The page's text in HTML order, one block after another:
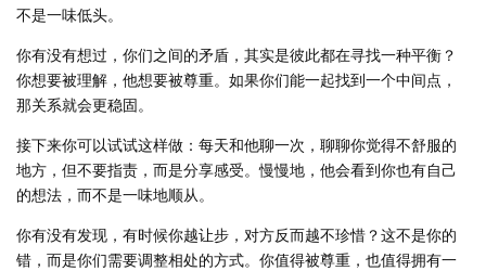
不是一味低头。
你有没有想过，你们之间的矛盾，其实是彼此都在寻找一种平衡？
你想要被理解，他想要被尊重。如果你们能一起找到一个中间点，
那关系就会更稳固。
接下来你可以试试这样做：每天和他聊一次，聊聊你觉得不舒服的
地方，但不要指责，而是分享感受。慢慢地，他会看到你也有自己
的想法，而不是一味地顺从。
你有没有发现，有时候你越让步，对方反而越不珍惜？这不是你的
错，而是你们需要调整相处的方式。你值得被尊重，也值得拥有一